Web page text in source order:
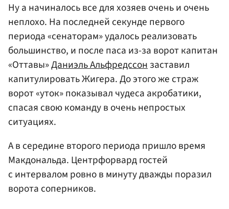
Ну а начиналось все для хозяев очень и очень
неплохо. На последней секунде первого
периода «сенаторам» удалось реализовать
большинство, и после паса из-за ворот капитан
«Оттавы»Даниэль Альфредссонзаставил
капитулировать Жигера. До этого же страж
ворот «уток» показывал чудеса акробатики,
спасая свою команду в очень непростых
ситуациях.
А в середине второго периода пришло время
Макдональда. Центрфорвард гостей
с интервалом ровно в минуту дважды поразил
ворота соперников.